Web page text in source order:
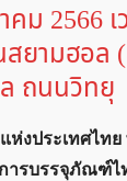
ม 2566 เ
ามฮอล (
ถนนวิทยุ
ห่งประเทศไท
ารบรรจุภัณฑ์